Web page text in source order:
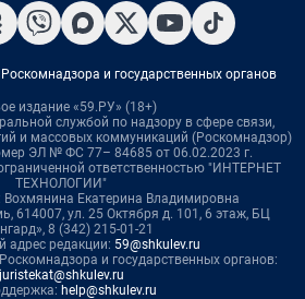
и государственных органов
издание «59.РУ» (18+)
службой по надзору в сфере связи,
и массовых коммуникаций (Роскомнадзор)
ЭЛ № ФС 77– 84685 от 06.02.2023 г.
ответственностью "ИНТЕРНЕТ
ТЕХНОЛОГИИ"
Вохмянина Екатерина Владимировна
614007, ул. 25 Октября д. 101, 6 этаж, БЦ
8 (342) 215-01-21
адрес редакции: 59@shkulev.ru
и государственных органов:
juristekat@shkulev.ru
help@shkulev.ru